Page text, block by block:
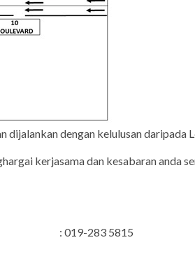
dijalankan dengan kelulusan
kerjasama dan kesabaran anda
: 019-283 5815